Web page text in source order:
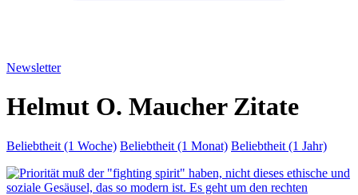
Newsletter
Helmut O. Maucher Zitate
Beliebtheit (1 Woche) Beliebtheit (1 Monat) Beliebtheit (1 Jahr)